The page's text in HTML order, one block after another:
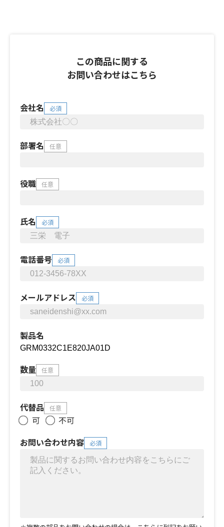
この商品に関する
お問い合わせはこちら
会社名 必須
部署名 任意
役職 任意
氏名 必須
電話番号 必須
メールアドレス 必須
製品名
数量 任意
代替品 任意
可
不可
お問い合わせ内容
必須